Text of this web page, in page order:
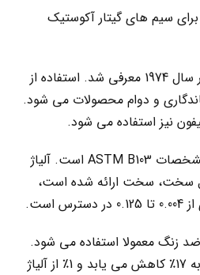
سیم های گیتار آکوستیک
سیم های گیتار فسفر برنز در سال 1974 معرفی شد. استفاده از
و دوام محصولات می شود.
نیز استفاده می شود.
فسفر برنز آلیاژ 510، دارای مشخصات ASTM B103 است. آلیاژ
سخت، سخت ارائه شده است،
است.
دنده، 303 فولاد ضد زنگ معمولا استفاده می شود.
در 303 آلیاژ، محتوای کروم به 17٪ کاهش می یابد و 1٪ از آلیاژ